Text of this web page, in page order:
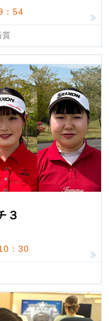
：54
質
３
：30